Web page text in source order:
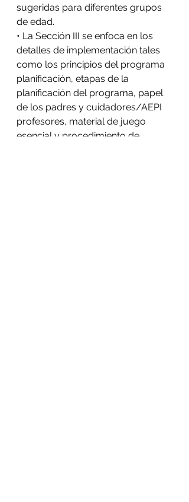
sugeridas para diferentes grupos
de edad.
• La Sección III se enfoca en los
detalles de implementación tales
como los principios del programa
planificación, etapas de la
planificación del programa, papel
de los padres y cuidadores/AEPI
profesores, material de juego
esencial y procedimiento de